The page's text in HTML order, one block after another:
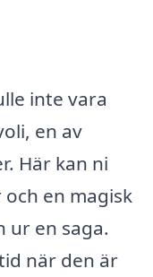
inte vara
en av
Här kan ni
en magisk
ur en saga.
när den är